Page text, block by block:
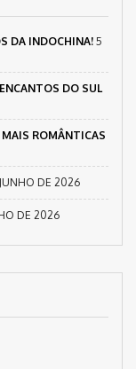
DA INDOCHINA! 5
DO SUL
MAIS ROMÂNTICAS
DE 2026
DE 2026